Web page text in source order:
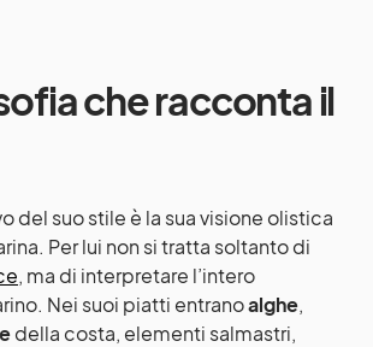
che racconta il
del suo stile è la sua visione olistica
Per lui non si tratta soltanto di
, ma di interpretare l’intero
Nei suoi piatti entranoalghe,
della costa, elementi salmastri,